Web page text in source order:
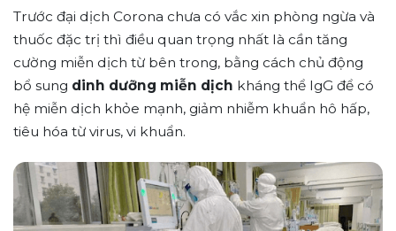
Trước đại dịch Corona chưa có vắc xin phòng ngừa và
thuốc đặc trị thì điều quan trọng nhất là cần tăng
cường miễn dịch từ bên trong, bằng cách chủ động
bổ sung dinh dưỡng miễn dịch kháng thể IgG để có
hệ miễn dịch khỏe mạnh, giảm nhiễm khuẩn hô hấp,
tiêu hóa từ virus, vi khuẩn.